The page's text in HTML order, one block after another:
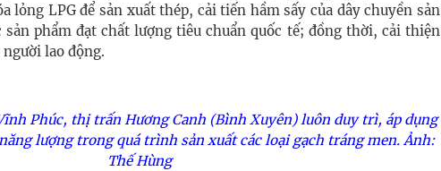
lỏng LPG để sản xuất thép, cải tiến hầm sấy của dây chuyền sản
sản phẩm đạt chất lượng tiêu chuẩn quốc tế; đồng thời, cải thiện
lao động.
Phúc, thị trấn Hương Canh (Bình Xuyên) luôn duy trì, áp dụng
lượng trong quá trình sản xuất các loại gạch tráng men. Ảnh:
Thế Hùng